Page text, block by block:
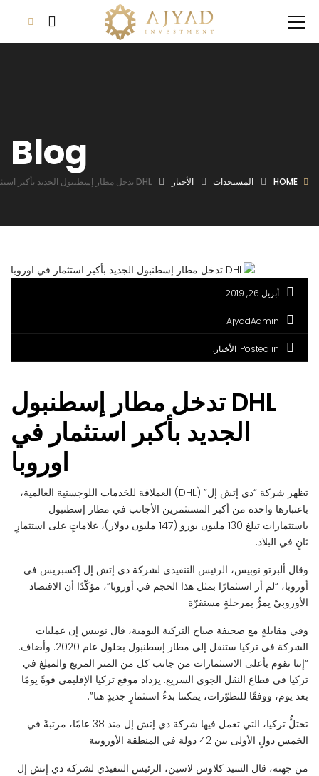
Blog
HOME المستجدات الأخبار DHL تدخل مطار إسطنبول الجديد بأكبر استثمار في اوروبا
أبريل 26, 2019
AjyadAdmin
Posted in الأخبار
DHL تدخل مطار إسطنبول
الجديد بأكبر استثمار في
اوروبا
تظهر شركة “دي إتش إل” (DHL) العملاقة للخدمات اللوجستية العالمية،
باعتبارها واحدة من أكبر المستثمرين الأجانب في مطار إسطنبول
باستثمارات تبلغ 130 مليون يورو (147 مليون دولار)، علاماتٍ على استثمارٍ
ثانٍ في البلاد.
وقال ألبرتو نوبيس، الرئيس التنفيذي لشركة دي إتش إل إكسبريس في
أوروبا، “لم أر استثمارًا بمثل هذا الحجم في أوروبا”، مؤكّدًا أن الاقتصاد
الأوروبيّ يمرُّ بمرحلةٍ مستقرّة.
وفي مقابلةٍ مع صحيفة صباح التركية اليومية، قال نوبيس إن عمليات
الشركة في تركيا ستنقل إلى مطار إسطنبول بحلول عام 2020. وأضاف:
“إننا نقوم بأعلى الاستثمارات من جانب كل من المتر المربع والمبلغ في
تركيا في قطاع النقل الجوي السريع. يزداد موقع تركيا الإقليمي قوةً يومًا
بعد يوم، ووفقًا للتطوّرات، يمكننا بدءُ استثمارٍ جديدٍ هنا”.
تحتلُّ تركيا، التي تعمل فيها شركة دي إتش إل منذ 38 عامًا، مرتبةً في
الخمس دولٍ الأولى بين 42 دولة في المنطقة الأوروبية.
من جهته، قال السيد كلاوس لاسين، الرئيس التنفيذي لشركة دي إتش إل